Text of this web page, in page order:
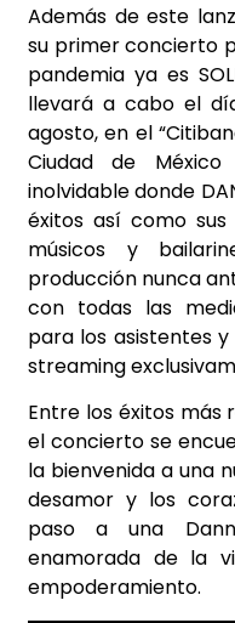
Además de este
su primer concierto
pandemia ya es
llevará a cabo el
agosto, en el
Ciudad de
inolvidable donde
éxitos así como
músicos y
producción nunca
con todas las
para los asistentes
streaming
Entre los éxitos
el concierto se
la bienvenida a una
desamor y los
paso a una
enamorada de la
empoderamiento.